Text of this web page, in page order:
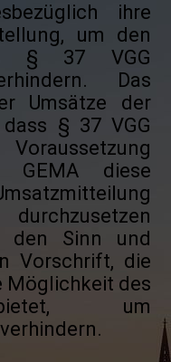
ihre
um den
§ 37 VGG
Das
Umsätze der
§ 37 VGG
GEMA diese
den Sinn und
Vorschrift, die
Möglichkeit des
bietet, um